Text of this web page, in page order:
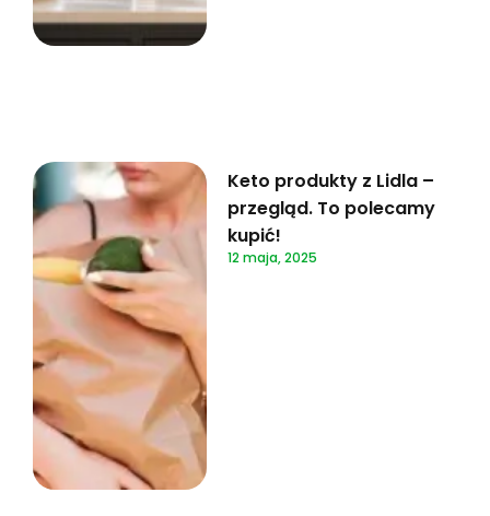
Keto produkty z Lidla –
przegląd. To polecamy
kupić!
12 maja, 2025